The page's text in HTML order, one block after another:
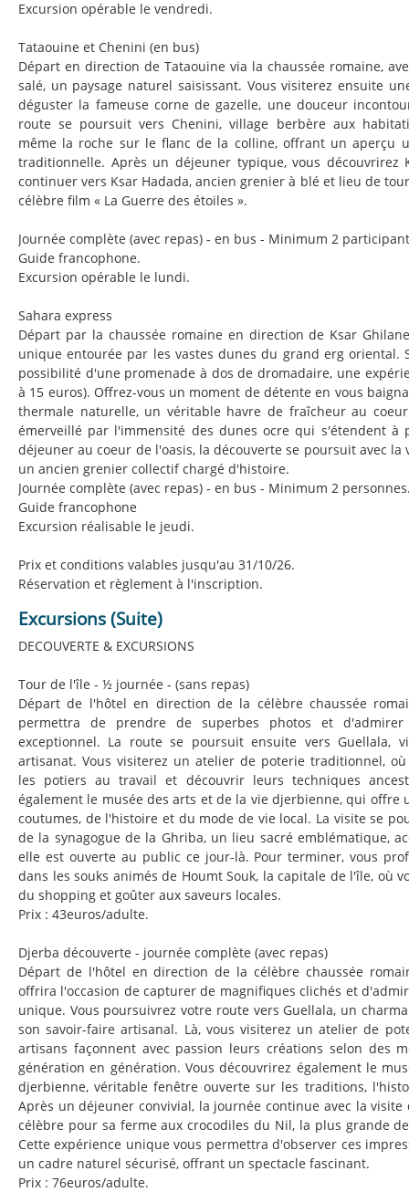
Excursion opérable le vendredi.
Tataouine et Chenini (en bus)
Départ en direction de Tataouine via la chaussée romaine,
salé, un paysage naturel saisissant. Vous visiterez ensuite
déguster la fameuse corne de gazelle, une douceur
route se poursuit vers Chenini, village berbère aux
même la roche sur le flanc de la colline, offrant un aperçu
traditionnelle. Après un déjeuner typique, vous découvrirez
continuer vers Ksar Hadada, ancien grenier à blé et lieu de
célèbre film « La Guerre des étoiles ».
Journée complète (avec repas) - en bus - Minimum 2
Guide francophone.
Excursion opérable le lundi.
Sahara express
Départ par la chaussée romaine en direction de Ksar
unique entourée par les vastes dunes du grand erg oriental.
possibilité d'une promenade à dos de dromadaire, une
à 15 euros). Offrez-vous un moment de détente en vous
thermale naturelle, un véritable havre de fraîcheur au
émerveillé par l'immensité des dunes ocre qui s'étendent à
déjeuner au coeur de l'oasis, la découverte se poursuit avec la
un ancien grenier collectif chargé d'histoire.
Journée complète (avec repas) - en bus - Minimum 2
Guide francophone
Excursion réalisable le jeudi.
Prix et conditions valables jusqu'au 31/10/26.
Réservation et règlement à l'inscription.
Excursions (Suite)
DECOUVERTE & EXCURSIONS
Tour de l'île - ½ journée - (sans repas)
Départ de l'hôtel en direction de la célèbre chaussée
permettra de prendre de superbes photos et
exceptionnel. La route se poursuit ensuite vers Guellala,
artisanat. Vous visiterez un atelier de poterie traditionnel,
les potiers au travail et découvrir leurs techniques
également le musée des arts et de la vie djerbienne, qui offre
coutumes, de l'histoire et du mode de vie local. La visite se
de la synagogue de la Ghriba, un lieu sacré emblématique,
elle est ouverte au public ce jour-là. Pour terminer, vous
dans les souks animés de Houmt Souk, la capitale de l'île, où
du shopping et goûter aux saveurs locales.
Prix : 43euros/adulte.
Djerba découverte - journée complète (avec repas)
Départ de l'hôtel en direction de la célèbre chaussée
offrira l'occasion de capturer de magnifiques clichés et
unique. Vous poursuivrez votre route vers Guellala, un
son savoir-faire artisanal. Là, vous visiterez un atelier de
artisans façonnent avec passion leurs créations selon des
génération en génération. Vous découvrirez également le
djerbienne, véritable fenêtre ouverte sur les traditions,
Après un déjeuner convivial, la journée continue avec la visite
célèbre pour sa ferme aux crocodiles du Nil, la plus grande
Cette expérience unique vous permettra d'observer ces
un cadre naturel sécurisé, offrant un spectacle fascinant.
Prix : 76euros/adulte.